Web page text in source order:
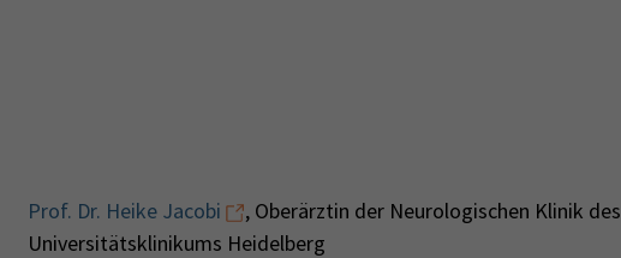
Prof. Dr. Heike Jacobi
, Oberärztin der Neurologischen Klinik des
Universitätsklinikums Heidelberg